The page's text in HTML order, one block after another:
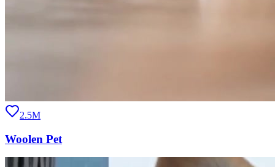
2.5M
Woolen Pet